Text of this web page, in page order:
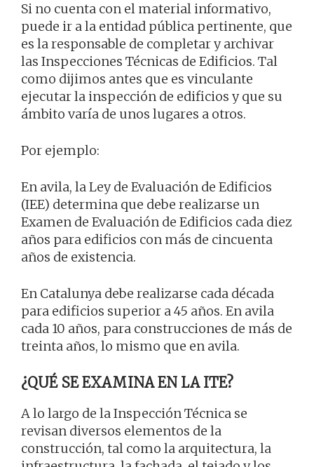
Si no cuenta con el material informativo,
puede ir a la entidad pública pertinente, que
es la responsable de completar y archivar
las Inspecciones Técnicas de Edificios. Tal
como dijimos antes que es vinculante
ejecutar la inspección de edificios y que su
ámbito varía de unos lugares a otros.
Por ejemplo:
En avila, la Ley de Evaluación de Edificios
(IEE) determina que debe realizarse un
Examen de Evaluación de Edificios cada diez
años para edificios con más de cincuenta
años de existencia.
En Catalunya debe realizarse cada década
para edificios superior a 45 años. En avila
cada 10 años, para construcciones de más de
treinta años, lo mismo que en avila.
¿QUÉ SE EXAMINA EN LA ITE?
A lo largo de la Inspección Técnica se
revisan diversos elementos de la
construcción, tal como la arquitectura, la